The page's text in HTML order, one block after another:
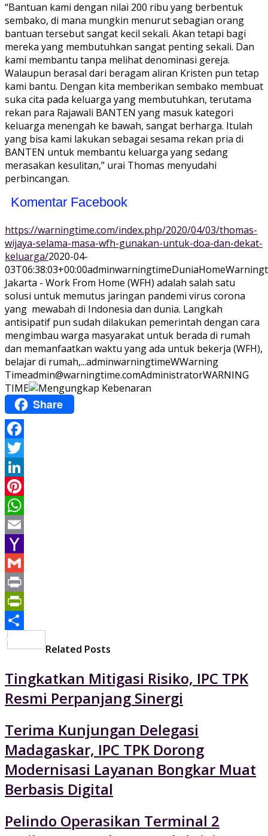
“Bantuan kami dengan nilai 200 ribu yang berbentuk
sembako, di mana mungkin menurut sebagian orang
bantuan tersebut sangat kecil sekali. Akan tetapi bagi
mereka yang membutuhkan sangat penting sekali. Dan
kami membantu tanpa melihat denominasi gereja.
Walaupun berasal dari beragam aliran Kristen pun tetap
kami bantu. Dengan kita memberikan sembako membuat
suka cita pada keluarga yang membutuhkan, terutama
rekan para Rajawali BANTEN yang masuk kategori
keluarga menengah ke bawah, sangat berharga. Itulah
yang bisa kami lakukan sebagai sesama rekan pria di
BANTEN untuk membantu keluarga yang sedang
merasakan kesulitan,” urai Thomas menyudahi
perbincangan.
Komentar Facebook
https://warningtime.com/index.php/2020/04/03/thomas-
wijaya-selama-masa-wfh-gunakan-untuk-doa-dan-dekat-
keluarga/2020-04-
03T06:38:03+00:00adminwarningtimeDuniaHome
Jakarta - Work From Home (WFH) adalah salah satu
solusi untuk memutus jaringan pandemi virus corona
yang mewabah di Indonesia dan dunia. Langkah
antisipatif pun sudah dilakukan pemerintah dengan cara
mengimbau warga masyarakat untuk berada di rumah
dan memanfaatkan waktu yang ada untuk bekerja (WFH),
belajar di rumah,...adminwarningtimeWWarning
Timeadmin@warningtime.comAdministratorWARNING
TIME
Share
Facebook
Twitter
LinkedIn
Pinterest
WhatsApp
Email
Yahoo
Mail
Gmail
Print
PrintFriendly
Related Posts
Tingkatkan Mitigasi Risiko, IPC TPK
Resmi Perpanjang Sinergi
Terima Kunjungan Delegasi
Madagaskar, IPC TPK Dorong
Modernisasi Layanan Bongkar Muat
Berbasis Digital
Pelindo Operasikan Terminal 2